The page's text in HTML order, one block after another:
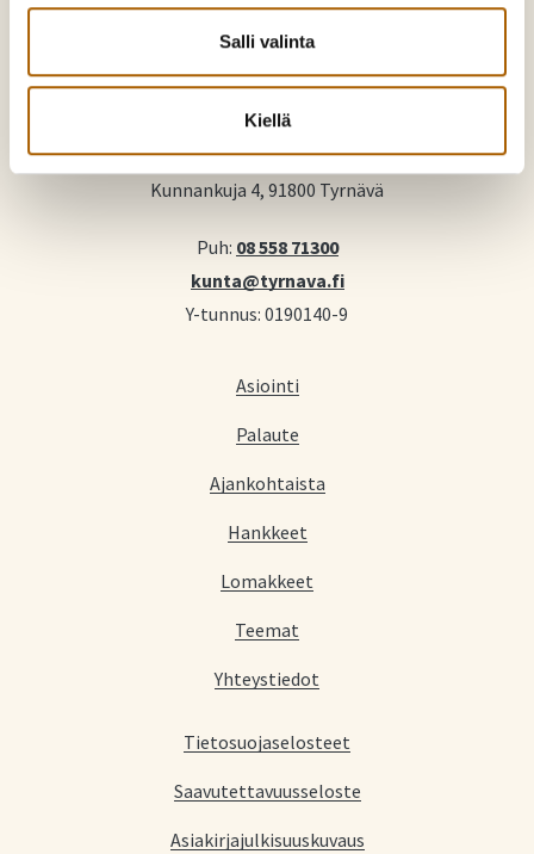
Salli valinta
Kiellä
Tyrnävä. Mukavamman arjen kotikunta
Kunnankuja 4, 91800 Tyrnävä
Puh: 08 558 71300
kunta@tyrnava.fi
Y-tunnus: 0190140-9
Asiointi
Palaute
Ajankohtaista
Hankkeet
Lomakkeet
Teemat
Yhteystiedot
Tietosuojaselosteet
Saavutettavuusseloste
Asiakirjajulkisuuskuvaus